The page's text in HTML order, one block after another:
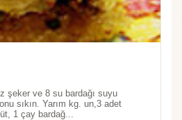
şeker ve 8 su bardağı suyu
sıkın. Yarım kg. un,3 adet
1 çay bardağ...